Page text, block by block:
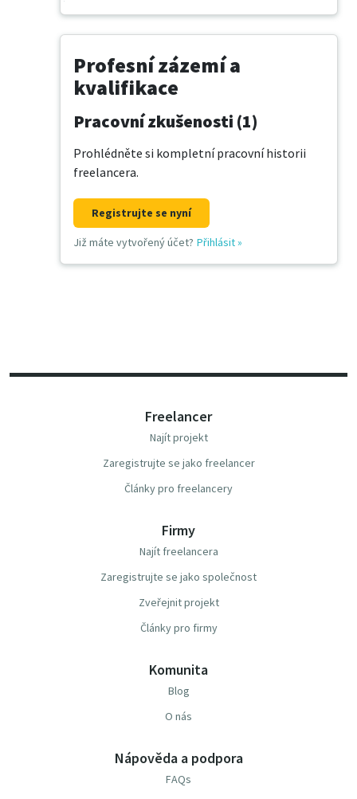
Profesní zázemí a
kvalifikace
Pracovní zkušenosti (1)
Prohlédněte si kompletní pracovní historii
freelancera.
Registrujte se nyní
Již máte vytvořený účet? Přihlásit»
Freelancer
Najít projekt
Zaregistrujte se jako freelancer
Články pro freelancery
Firmy
Najít freelancera
Zaregistrujte se jako společnost
Zveřejnit projekt
Články pro firmy
Komunita
Blog
O nás
Nápověda a podpora
FAQs